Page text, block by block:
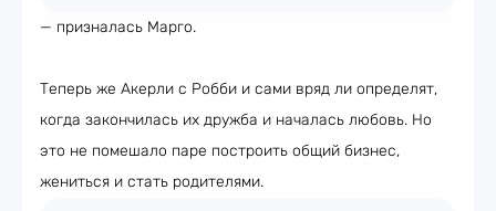
— призналась Марго.
Теперь же Акерли с Робби и сами вряд ли определят,
когда закончилась их дружба и началась любовь. Но
это не помешало паре построить общий бизнес,
жениться и стать родителями.